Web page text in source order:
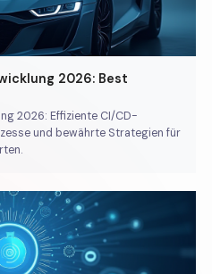
2026: Best
2026: Effiziente CI/CD-
und bewährte Strategien für